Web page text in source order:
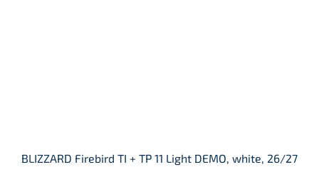
BLIZZARD Firebird TI + TP 11 Light DEMO, white, 26/27